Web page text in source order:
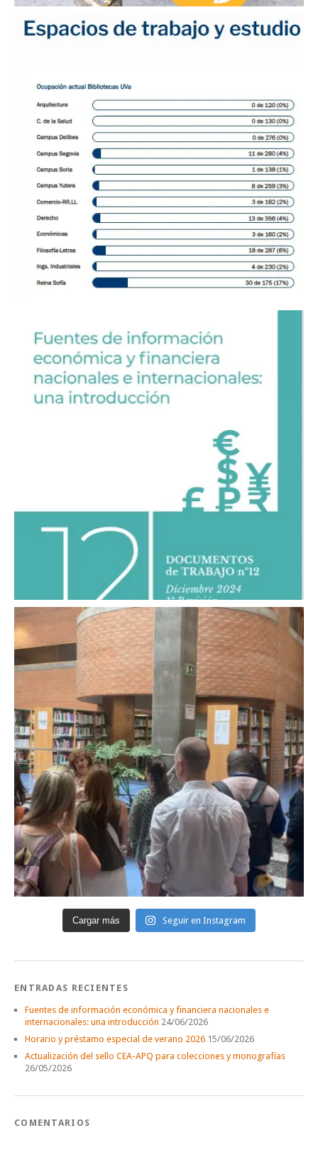
Cargar más Seguir en Instagram
ENTRADAS RECIENTES
Fuentes de información económica y financiera nacionales e
internacionales: una introducción 24/06/2026
Horario y préstamo especial de verano 2026 15/06/2026
Actualización del sello CEA-APQ para colecciones y monografías
26/05/2026
COMENTARIOS